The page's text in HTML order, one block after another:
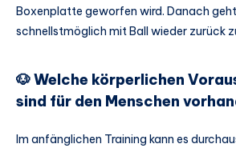
Boxenplatte geworfen wird. Danach
schnellstmöglich mit Ball wieder zurück
🐶 Welche körperlichen
sind für den Menschen
Im anfänglichen Training kann es